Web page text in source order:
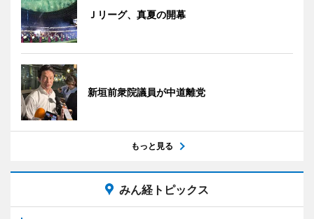
Ｊリーグ、真夏の開幕
新垣前衆院議員が中道離党
もっと見る
みん経トピックス